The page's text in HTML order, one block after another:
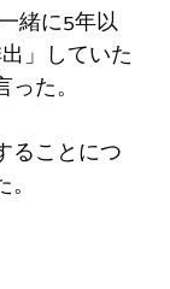
緒に5年以
」していた
た。
ることにつ